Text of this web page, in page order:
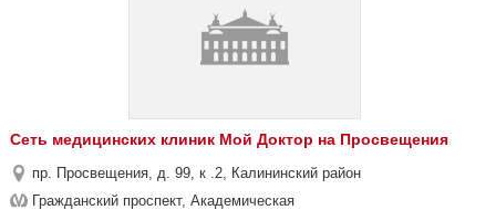
Сеть медицинских клиник Мой Доктор на Просвещения
пр. Просвещения, д. 99, к .2, Калининский район
Гражданский проспект, Академическая